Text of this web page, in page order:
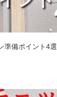
準備ポイント4選